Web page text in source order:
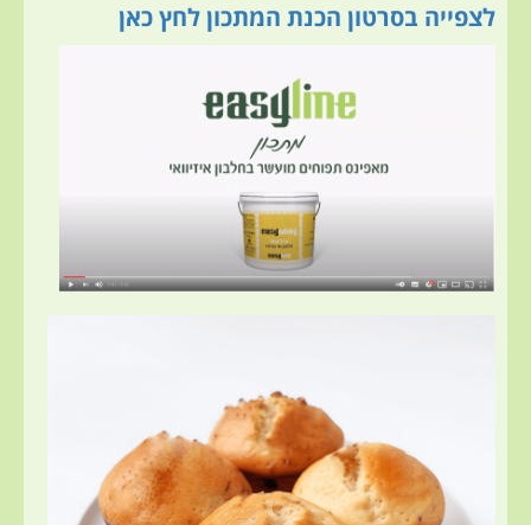
לצפייה בסרטון הכנת המתכון לחץ כאן